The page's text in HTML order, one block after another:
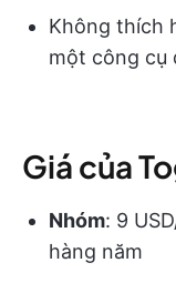
Không thích
một công cụ
Giá của
Nhóm: 9
hàng năm